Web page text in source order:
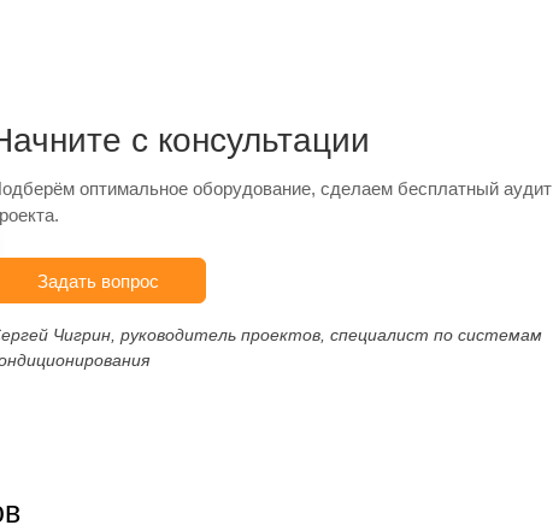
с консультации
оптимальное оборудование, сделаем бесплатный аудит
Задать вопрос
Чигрин, руководитель проектов, специалист по системам